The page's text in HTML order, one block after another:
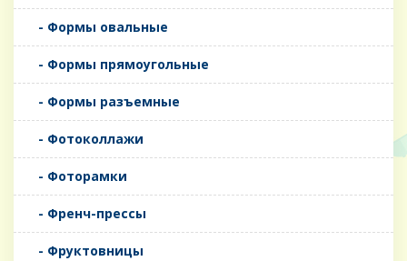
- Формы овальные
- Формы прямоугольные
- Формы разъемные
- Фотоколлажи
- Фоторамки
- Френч-прессы
- Фруктовницы